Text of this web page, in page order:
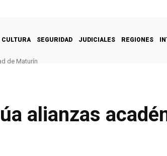
CULTURA SEGURIDAD JUDICIALES REGIONES
de Maturín
alianzas